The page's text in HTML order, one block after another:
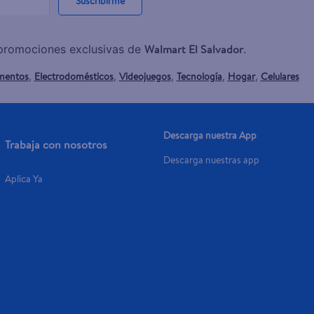
exclusivas de Walmart El Salvador.
, Electrodomésticos, Videojuegos, Tecnología, Hogar, Celulares
Trabaja con nosotros
Aplica Ya
Descarga nuestra App
Descarga nuestras app